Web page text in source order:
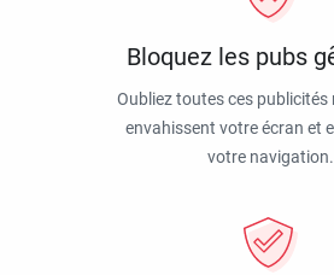
Bloquez les pubs
Oubliez toutes ces publicités
envahissent votre écran et
votre navigation.